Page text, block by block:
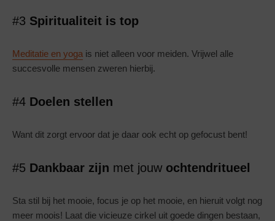
#3 Spiritualiteit is top
Meditatie en yoga is niet alleen voor meiden. Vrijwel alle
succesvolle mensen zweren hierbij.
#4 Doelen stellen
Want dit zorgt ervoor dat je daar ook echt op gefocust bent!
#5 Dankbaar zijn met jouw ochtendritueel
Sta stil bij het mooie, focus je op het mooie, en hieruit volgt nog
meer moois! Laat die vicieuze cirkel uit goede dingen bestaan,